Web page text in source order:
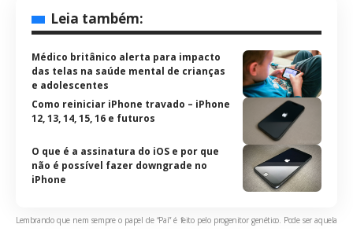
Leia também:
Médico britânico alerta para impacto
das telas na saúde mental de crianças
e adolescentes
Como reiniciar iPhone travado – iPhone
12, 13, 14, 15, 16 e futuros
O que é a assinatura do iOS e por que
não é possível fazer downgrade no
iPhone
Lembrando que nem sempre o papel de “Pai” é feito pelo progenitor genético. Pode ser aquela